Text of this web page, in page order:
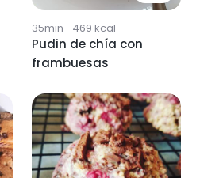
35min · 469 kcal
Pudin de chía con
frambuesas